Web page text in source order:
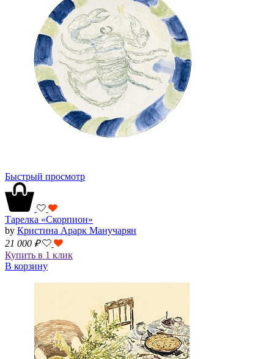
Быстрый просмотр
Тарелка «Скорпион»
by Кристина Арарк Манучарян
21 000 ₽
Купить в 1 клик
В корзину